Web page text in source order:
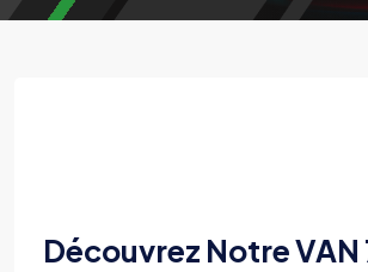
Découvrez Notre VAN